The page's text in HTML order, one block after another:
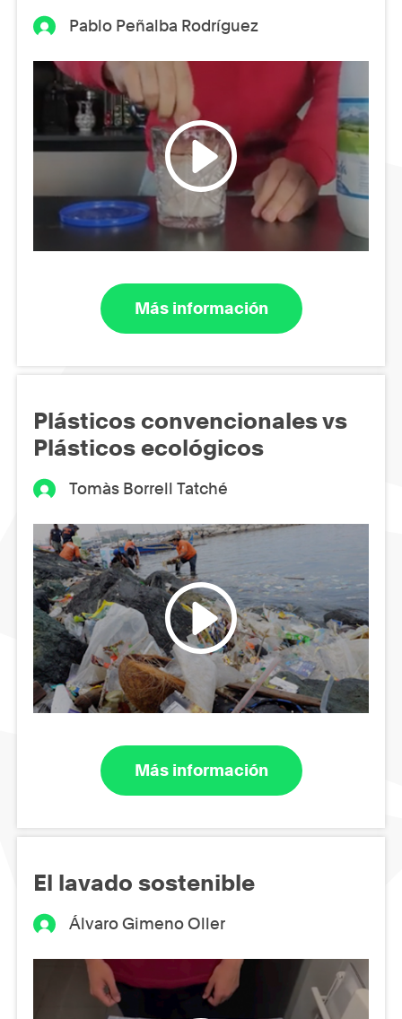
Pablo Peñalba Rodríguez
Más información
Plásticos convencionales vs
Plásticos ecológicos
Tomàs Borrell Tatché
Más información
El lavado sostenible
Álvaro Gimeno Oller